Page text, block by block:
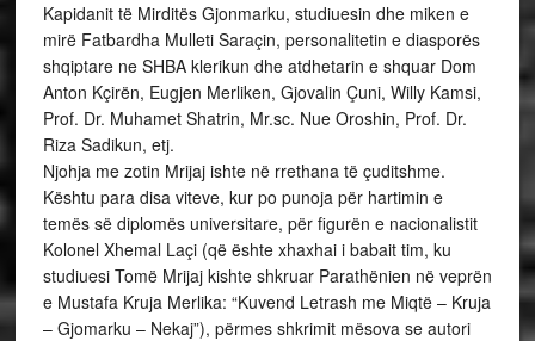
Kapidanit të Mirditës Gjonmarku, studiuesin dhe miken e
mirë Fatbardha Mulleti Saraçin, personalitetin e diasporës
shqiptare ne SHBA klerikun dhe atdhetarin e shquar Dom
Anton Kçirën, Eugjen Merliken, Gjovalin Çuni, Willy Kamsi,
Prof. Dr. Muhamet Shatrin, Mr.sc. Nue Oroshin, Prof. Dr.
Riza Sadikun, etj.
Njohja me zotin Mrijaj ishte në rrethana të çuditshme.
Kështu para disa viteve, kur po punoja për hartimin e
temës së diplomës universitare, për figurën e nacionalistit
Kolonel Xhemal Laçi (që ështe xhaxhai i babait tim, ku
studiuesi Tomë Mrijaj kishte shkruar Parathënien në veprën
e Mustafa Kruja Merlika: “Kuvend Letrash me Miqtë – Kruja
– Gjomarku – Nekaj”), përmes shkrimit mësova se autori